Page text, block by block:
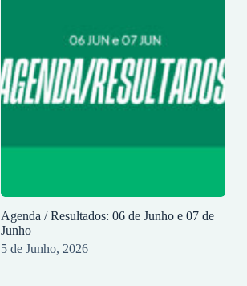
Agenda / Resultados: 06 de Junho e 07 de
Junho
5 de Junho, 2026